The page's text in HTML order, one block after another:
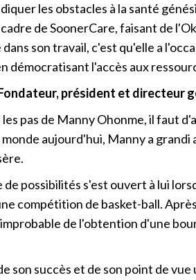
les obstacles à la santé
de SoonerCare, faisant de
son travail, c'est qu'elle a
démocratisant l'accès aux
président et directeur
pas de Manny Ohonme, il faut
monde aujourd'hui, Manny a
de possibilités s'est ouvert à lui
compétition de basket-ball.
improbable de l'obtention d'une
son succès et de son point de